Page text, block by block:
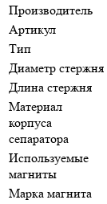
Производитель
Артикул
Тип
Диаметр стержня
Длина стержня
Материал
корпуса
сепаратора
Используемые
магниты
Марка магнита